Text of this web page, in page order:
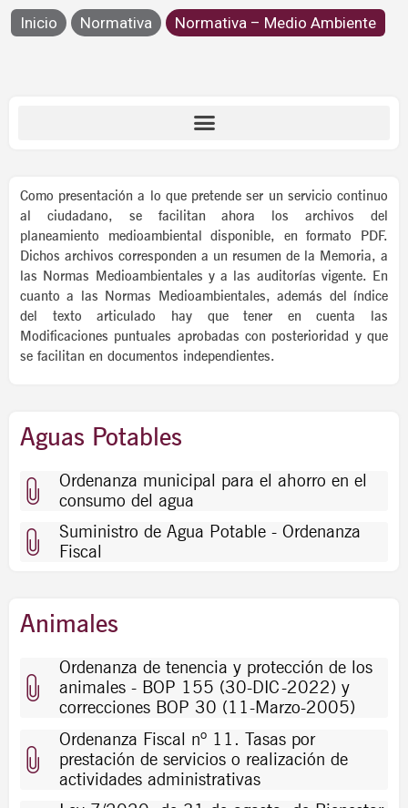
Medio Ambiente
Normativa
Inicio Normativa Normativa – Medio Ambiente
Como presentación a lo que pretende ser un servicio continuo
al ciudadano, se facilitan ahora los archivos del
planeamiento medioambiental disponible, en formato PDF.
Dichos archivos corresponden a un resumen de la Memoria, a
las Normas Medioambientales y a las auditorías vigente. En
cuanto a las Normas Medioambientales, además del índice
del texto articulado hay que tener en cuenta las
Modificaciones puntuales aprobadas con posterioridad y que
se facilitan en documentos independientes.
Aguas Potables
Ordenanza municipal para el ahorro en el
consumo del agua
Suministro de Agua Potable - Ordenanza
Fiscal
Animales
Ordenanza de tenencia y protección de los
animales - BOP 155 (30-DIC-2022) y
correcciones BOP 30 (11-Marzo-2005)
Ordenanza Fiscal nº 11. Tasas por
prestación de servicios o realización de
actividades administrativas